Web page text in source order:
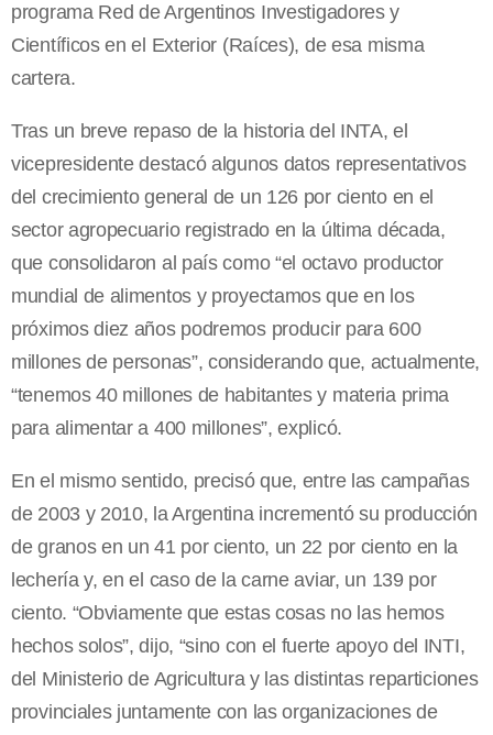
programa Red de Argentinos Investigadores y
Científicos en el Exterior (Raíces), de esa misma
cartera.
Tras un breve repaso de la historia del INTA, el
vicepresidente destacó algunos datos representativos
del crecimiento general de un 126 por ciento en el
sector agropecuario registrado en la última década,
que consolidaron al país como “el octavo productor
mundial de alimentos y proyectamos que en los
próximos diez años podremos producir para 600
millones de personas”, considerando que, actualmente,
“tenemos 40 millones de habitantes y materia prima
para alimentar a 400 millones”, explicó.
En el mismo sentido, precisó que, entre las campañas
de 2003 y 2010, la Argentina incrementó su producción
de granos en un 41 por ciento, un 22 por ciento en la
lechería y, en el caso de la carne aviar, un 139 por
ciento. “Obviamente que estas cosas no las hemos
hechos solos”, dijo, “sino con el fuerte apoyo del INTI,
del Ministerio de Agricultura y las distintas reparticiones
provinciales juntamente con las organizaciones de